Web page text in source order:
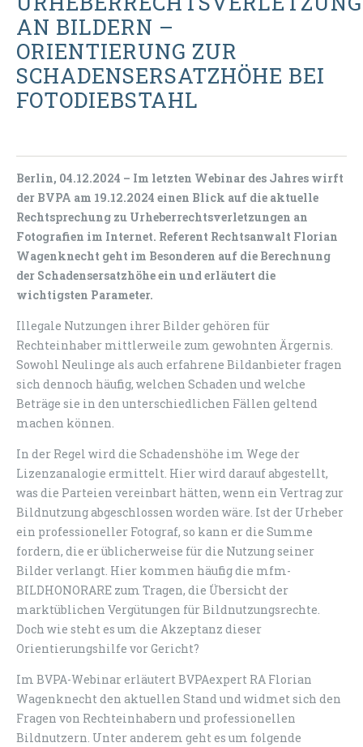
AN BILDERN –
ORIENTIERUNG ZUR
SCHADENSERSATZHÖHE BEI
FOTODIEBSTAHL
Berlin, 04.12.2024 – Im letzten Webinar des Jahres wirft
der BVPA am 19.12.2024 einen Blick auf die aktuelle
Rechtsprechung zu Urheberrechtsverletzungen an
Fotografien im Internet. Referent Rechtsanwalt Florian
Wagenknecht geht im Besonderen auf die Berechnung
der Schadensersatzhöhe ein und erläutert die
wichtigsten Parameter.
Illegale Nutzungen ihrer Bilder gehören für
Rechteinhaber mittlerweile zum gewohnten Ärgernis.
Sowohl Neulinge als auch erfahrene Bildanbieter fragen
sich dennoch häufig, welchen Schaden und welche
Beträge sie in den unterschiedlichen Fällen geltend
machen können.
In der Regel wird die Schadenshöhe im Wege der
Lizenzanalogie ermittelt. Hier wird darauf abgestellt,
was die Parteien vereinbart hätten, wenn ein Vertrag zur
Bildnutzung abgeschlossen worden wäre. Ist der Urheber
ein professioneller Fotograf, so kann er die Summe
fordern, die er üblicherweise für die Nutzung seiner
Bilder verlangt. Hier kommen häufig die mfm-
BILDHONORARE zum Tragen, die Übersicht der
marktüblichen Vergütungen für Bildnutzungsrechte.
Doch wie steht es um die Akzeptanz dieser
Orientierungshilfe vor Gericht?
Im BVPA-Webinar erläutert BVPAexpert RA Florian
Wagenknecht den aktuellen Stand und widmet sich den
Fragen von Rechteinhabern und professionellen
Bildnutzern. Unter anderem geht es um folgende